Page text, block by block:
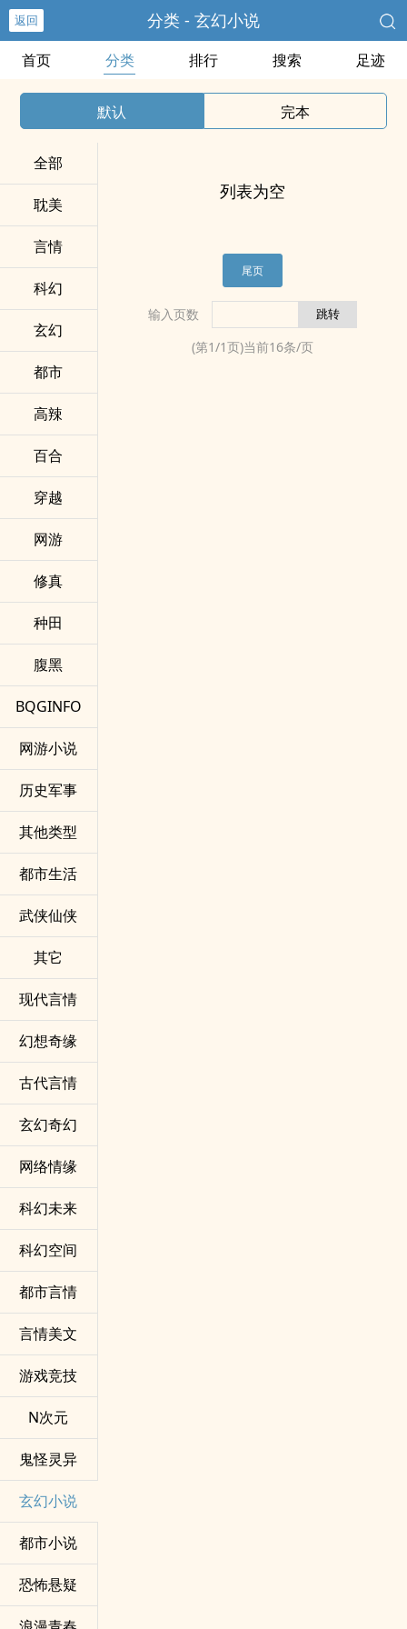
返回 分类 - 玄幻小说
首页 分类 排行 搜索 足迹
默认 完本
全部
耽美
言情
科幻
玄幻
都市
‌‌​高​辣​­​
百合
穿越
网游
修真
种田
腹黑
BQGINFO
网游小说
历史军事
其他类型
都市生活
武侠仙侠
其它
现代言情
幻想奇缘
古代言情
玄幻奇幻
网络情缘
科幻未来
科幻空间
都市言情
言情美文
游戏竞技
N次元
鬼怪灵异
玄幻小说
都市小说
恐怖悬疑
列表为空
尾页
输入页数
(第1/1页)当前16条/页